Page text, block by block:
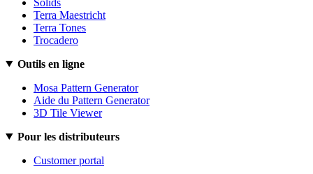
Terra Maestricht
Terra Tones
Trocadero
Outils en ligne
Mosa Pattern Generator
Aide du Pattern Generator
3D Tile Viewer
Pour les distributeurs
Customer portal